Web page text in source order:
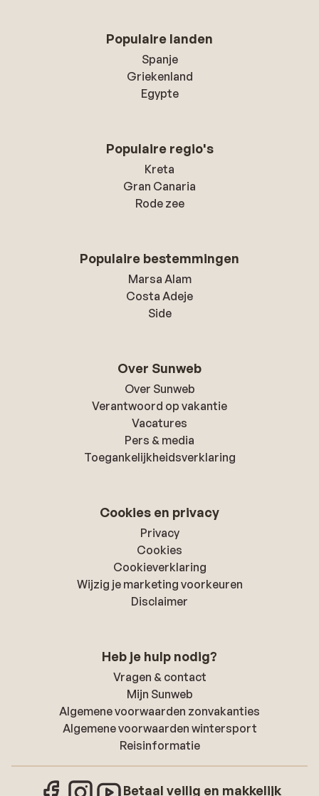
Populaire landen
Spanje
Griekenland
Egypte
Populaire regio's
Kreta
Gran Canaria
Rode zee
Populaire bestemmingen
Marsa Alam
Costa Adeje
Side
Over Sunweb
Over Sunweb
Verantwoord op vakantie
Vacatures
Pers & media
Toegankelijkheidsverklaring
Cookies en privacy
Privacy
Cookies
Cookieverklaring
Wijzig je marketing voorkeuren
Disclaimer
Heb je hulp nodig?
Vragen & contact
Mijn Sunweb
Algemene voorwaarden zonvakanties
Algemene voorwaarden wintersport
Reisinformatie
Betaal veilig en makkelijk